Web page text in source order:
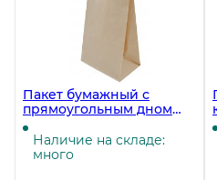
Пакет бумажный с
прямоугольным дном
«С», 220х120х290 мм,
коричневый, 1000 штук в
упаковке
Наличие на складе:
много